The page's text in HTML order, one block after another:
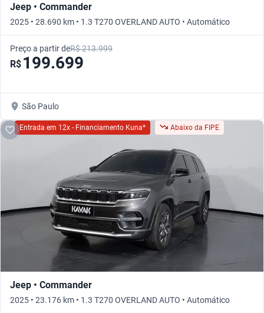
Jeep • Commander
2025 • 28.690 km • 1.3 T270 OVERLAND AUTO • Automático
Preço a partir deR$ 213.999
R$ 199.699
São Paulo
Entrada em 12x - Financiamento Kuna* Abaixo da FIPE
Jeep • Commander
2025 • 23.176 km • 1.3 T270 OVERLAND AUTO • Automático